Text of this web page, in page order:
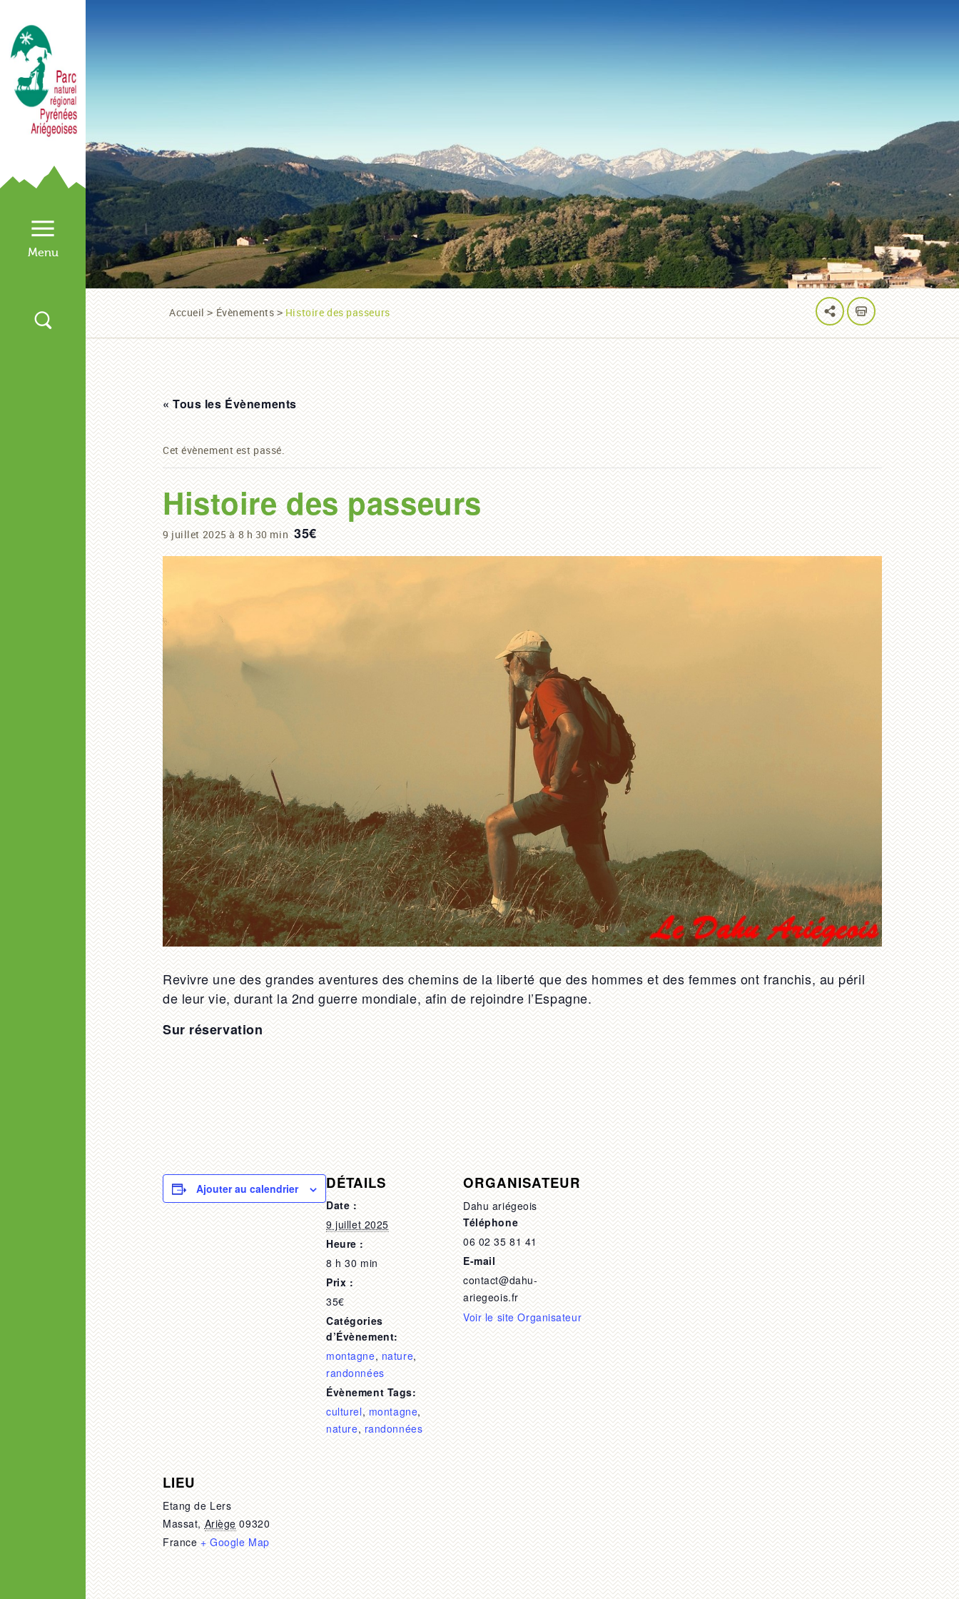
Accueil > Évènements > Histoire des passeurs
« Tous les Évènements
Cet évènement est passé.
Histoire des passeurs
9 juillet 2025 à 8 h 30 min 35€
Revivre une des grandes aventures des chemins de la liberté que des hommes et des femmes ont franchis, au péril
de leur vie, durant la 2nd guerre mondiale, afin de rejoindre l’Espagne.
Sur réservation
Ajouter au calendrier DÉTAILS
Date :
9 juillet 2025
Heure :
8 h 30 min
Prix :
35€
Catégories
d’Évènement:
montagne,nature,
randonnées
Évènement Tags:
culturel,montagne,
nature,randonnées
ORGANISATEUR
Dahu ariégeois
Téléphone
06 02 35 81 41
E-mail
contact@dahu-
ariegeois.fr
Voir le site Organisateur
LIEU
Etang de Lers
Massat, Ariège 09320
France + Google Map